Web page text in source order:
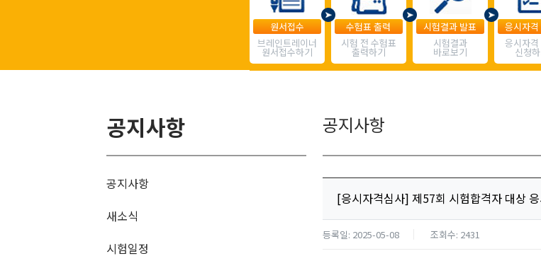
원서접수
브레인트레이너
원서접수하기
수험표 출력
시험 전 수험표
출력하기
시험결과 발표
시험결과
바로보기
응시자
응시자
신청
공지사항
공지사항
새소식
시험일정
공지사항
[응시자격심사] 제57회 시험합격자 대상
등록일: 2025-05-08 조회수: 2431